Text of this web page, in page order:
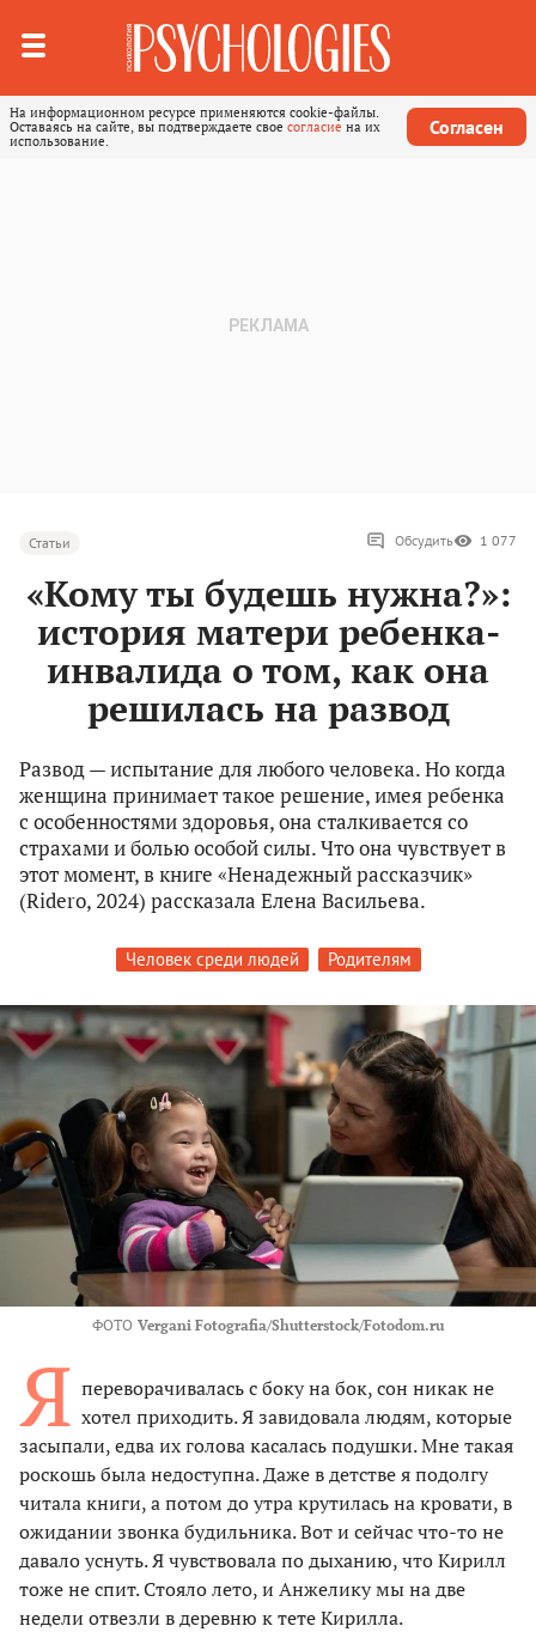
На информационном ресурсе применяются cookie-файлы.
Оставаясь на сайте, вы подтверждаете свое согласие на их
использование.
Согласен
Статьи Обсудить 1 077
«Кому ты будешь нужна?»:
история матери ребенка-
инвалида о том, как она
решилась на развод
Развод — испытание для любого человека. Но когда
женщина принимает такое решение, имея ребенка
с особенностями здоровья, она сталкивается со
страхами и болью особой силы. Что она чувствует в
этот момент, в книге «Ненадежный рассказчик»
(Ridero, 2024) рассказала Елена Васильева.
Человек среди людей Родителям
ФОТО Vergani Fotografia/Shutterstock/Fotodom.ru
Я переворачивалась с боку на бок, сон никак не
хотел приходить. Я завидовала людям, которые
засыпали, едва их голова касалась подушки. Мне такая
роскошь была недоступна. Даже в детстве я подолгу
читала книги, а потом до утра крутилась на кровати, в
ожидании звонка будильника. Вот и сейчас что-то не
давало уснуть. Я чувствовала по дыханию, что Кирилл
тоже не спит. Стояло лето, и Анжелику мы на две
недели отвезли в деревню к тете Кирилла.